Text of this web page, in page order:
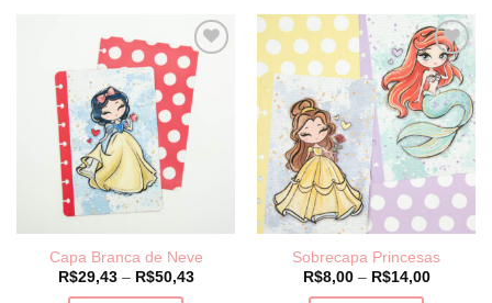
várias
variantes.
As
opções
podem
ser
escolhidas
na
página
do
produto
tem
várias
variantes.
As
opções
podem
ser
escolhidas
na
página
do
produto
Capa Branca de Neve
R$29,43 – R$50,43Price
Sobrecapa Princesas
R$8,00 – R$14,00Price